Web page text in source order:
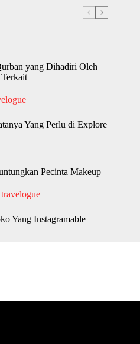
yang Dihadiri Oleh
Yang Perlu di Explore
Pecinta Makeup
travelogue
Yang Instagramable